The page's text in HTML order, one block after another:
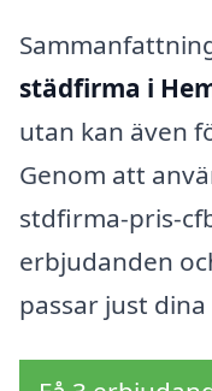
städfirma i
utan kan även
Genom att
stdfirma-pris-
erbjudanden
passar just